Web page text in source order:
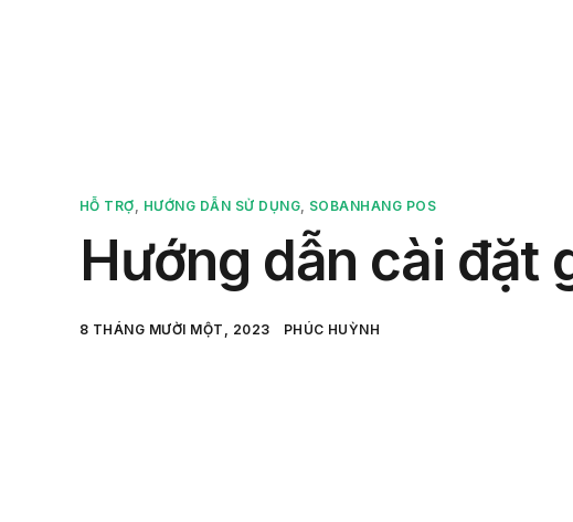
HỖ TRỢ, HƯỚNG DẪN SỬ DỤNG, SOBANHANG POS
Hướng dẫn cài đặt
8 THÁNG MƯỜI MỘT, 2023 PHÚC HUỲNH